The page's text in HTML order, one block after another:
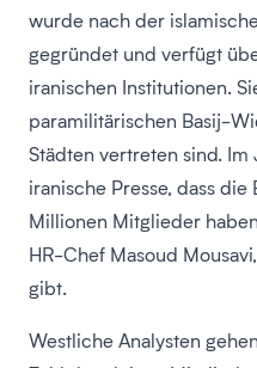
wurde nach der
gegründet und verfügt
iranischen Institutionen.
paramilitärischen Basij-
Städten vertreten sind.
iranische Presse, dass
Millionen Mitglieder
HR-Chef Masoud
gibt.
Westliche Analysten